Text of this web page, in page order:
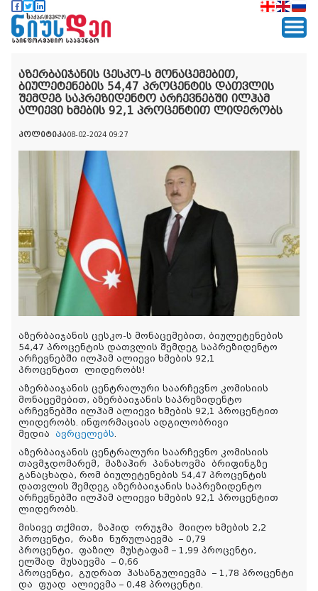
აზერბაიჯანის ცესკო-ს მონაცემებით,
ბიულეტენების 54,47 პროცენტის დათვლის
შემდეგ საპრეზიდენტო არჩევნებში ილჰამ
ალიევი ხმების 92,1 პროცენტით ლიდერობს
პოლიტიკა08-02-2024 09:27
აზერბაიჯანის ცესკო-ს მონაცემებით, ბიულეტენების
54,47 პროცენტის დათვლის შემდეგ საპრეზიდენტო
არჩევნებში ილჰამ ალიევი ხმების 92,1
პროცენტით ლიდერობს!
აზერბაიჯანის ცენტრალური საარჩევნო კომისიის
მონაცემებით, აზერბაიჯანის საპრეზიდენტო
არჩევნებში ილჰამ ალიევი ხმების 92,1 პროცენტით
ლიდერობს. ინფორმაციას ადგილობრივი
მედია ავრცელებს.
აზერბაიჯანის ცენტრალური საარჩევნო კომისიის
თავმჯდომარემ, მაზაჰირ პანახოვმა ბრიფინგზე
განაცხადა, რომ ბიულეტენების 54,47 პროცენტის
დათვლის შემდეგ აზერბაიჯანის საპრეზიდენტო
არჩევნებში ილჰამ ალიევი ხმების 92,1 პროცენტით
ლიდერობს.
მისივე თქმით, ზაჰიდ ორუჯმა მიიღო ხმების 2,2
პროცენტი, რაზი ნურულაევმა – 0,79
პროცენტი, ფაზილ მუსტაფამ – 1,99 პროცენტი,
ელშად მუსაევმა – 0,66
პროცენტი, გუდრათ ჰასანგულიევმა – 1,78 პროცენტი
და ფუად ალიევმა – 0,48 პროცენტი.